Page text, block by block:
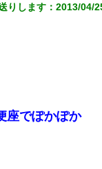
カーを借りて山の
して…
のように実家や姪
俺嫁はそこまで気
くので最後らへん
日…
りします ：2013/04/
座でぽかぽか